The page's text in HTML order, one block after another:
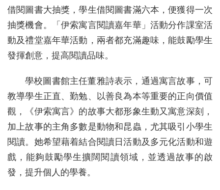
借閱圖書大抽獎，學生借閱圖書滿六本，便獲得一次
抽獎機會。「伊索寓言閱讀嘉年華」活動分作課室活
動及禮堂嘉年華活動，兩者都充滿趣味，能鼓勵學生
發揮創意，提高閱讀品味。
學校圖書館主任董雅詩表示，通過寓言故事，可
教導學生正直、勤勉、以善良為本等重要的正向價值
觀，《伊索寓言》的故事大都形象生動又寓意深刻，
加上故事的主角多數是動物和昆蟲，尤其吸引小學生
閱讀。她希望藉着結合閱讀日活動及多元化活動和遊
戲，能夠鼓勵學生擴闊閱讀領域，並透過故事的啟
發，提升個人的學養。